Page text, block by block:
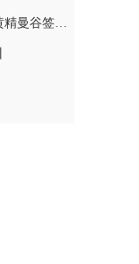
“湘品出湘”再奏强音 ——看新晃黄精曼谷签单背后的“强链密码”